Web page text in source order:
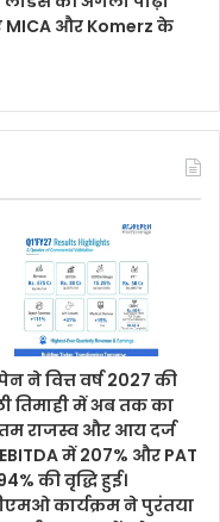
और Komerz के
ने वित्त वर्ष 2027 की
तिमाही में अब तक का
राजस्व और आय दर्ज
में 207% और PAT
की वृद्धि हुई।
कार्यक्रम ने पुरंतया